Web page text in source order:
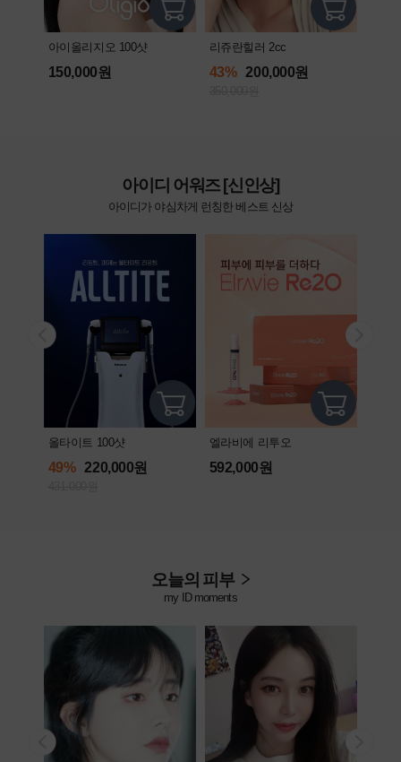
아이올리지오 100샷
150,000원
리쥬란힐러 2cc
43% 200,000원
아이디 어워즈 [신인상]
아이디가 야심차게 런칭한 베스트 신상
올타이트 100샷
49% 220,000원
엘라비에 리투오
592,000원
오늘의 피부
my ID moments